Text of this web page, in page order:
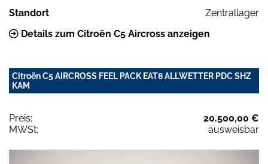
Standort
Zentrallager
Details zum Citroën C5 Aircross anzeigen
Citroën C5 AIRCROSS FEEL PACK EAT8 ALLWETTER PDC SHZ
KAM
Preis:
20.500,00 €
MWSt:
ausweisbar